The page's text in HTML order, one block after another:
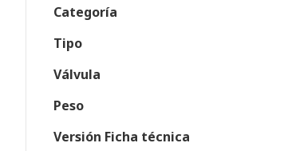
Categoría
Tipo
Válvula
Peso
Versión Ficha técnica